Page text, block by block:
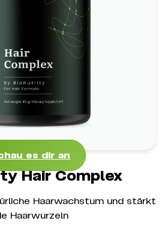
es dir an
Hair Complex
natürliche Haarwachstum
Haarbruch & Haarausfall
& stärkt die Haarfollikel
es dir an
Hair Complex
Haarwachstum und stärkt
Haarwurzeln